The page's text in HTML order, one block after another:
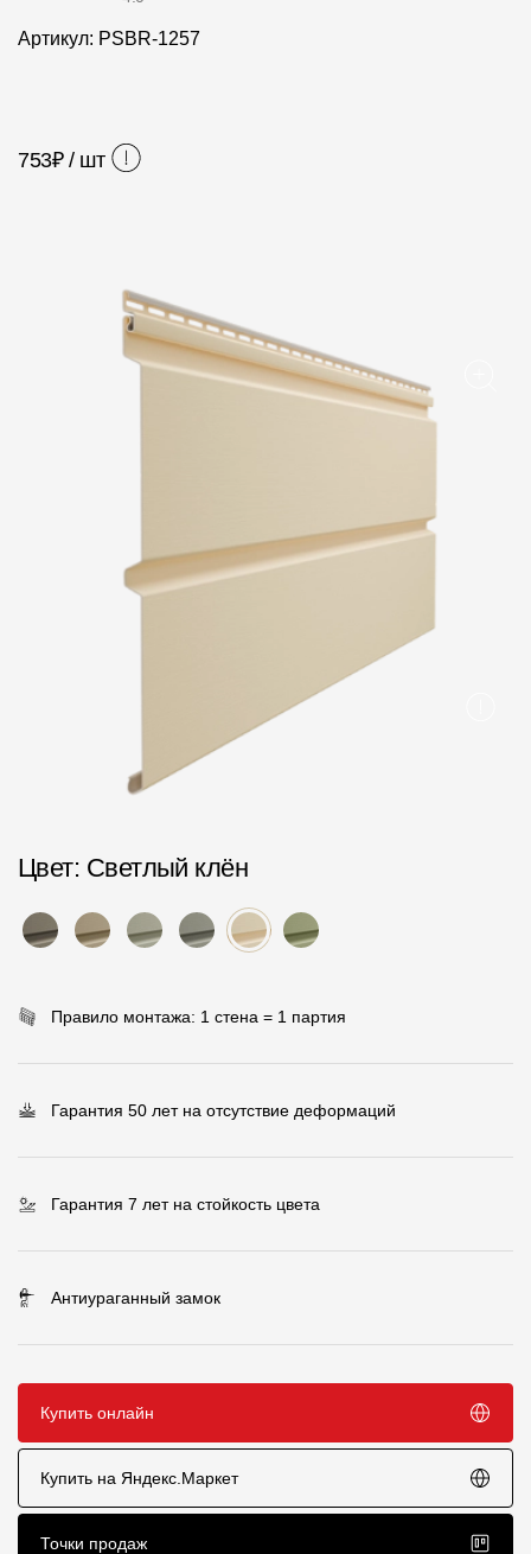
Пленки и мембраны
Однослойная черепица
Ламинированная черепица
Комплектующие к кровле
Пластиковые водосточные системы
Металлические водосточные системы
Документация
Инструкции по монтажу
Технические листы
Сертификаты
Чертежи
Сервисы
Конструктор
Цены
Артикул: PSBR-1257
753₽ / шт
Цвет: Светлый клён
Правило монтажа: 1 стена = 1 партия
Гарантия 50 лет на отсутствие деформаций
Гарантия 7 лет на стойкость цвета
Антиураганный замок
Купить онлайн
Купить на Яндекс.Маркет
Точки продаж